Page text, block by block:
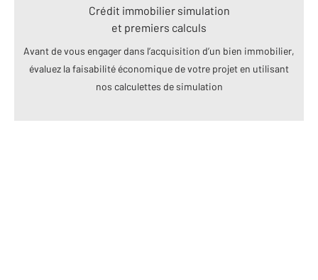
Crédit immobilier simulation
et premiers calculs
Avant de vous engager dans l’acquisition d’un bien immobilier,
évaluez la faisabilité économique de votre projet en utilisant
nos calculettes de simulation